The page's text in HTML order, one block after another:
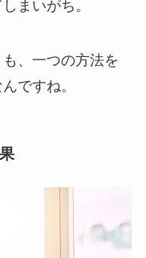
まいがち。
、一つの方法を
ですね。